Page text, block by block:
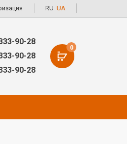
RU UA
90-28
90-28
90-28
0